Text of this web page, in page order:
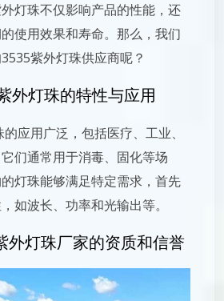
灯珠不仅影响产品的性能，还
使用效果和寿命。那么，我们
紫外灯珠供应商呢？
外灯珠的特性与应用
应用广泛，包括医疗、工业、
们通常用于消毒、固化等场
灯珠能够满足特定需求，首先
如波长、功率和光输出等。
外灯珠厂家的资质和信誉